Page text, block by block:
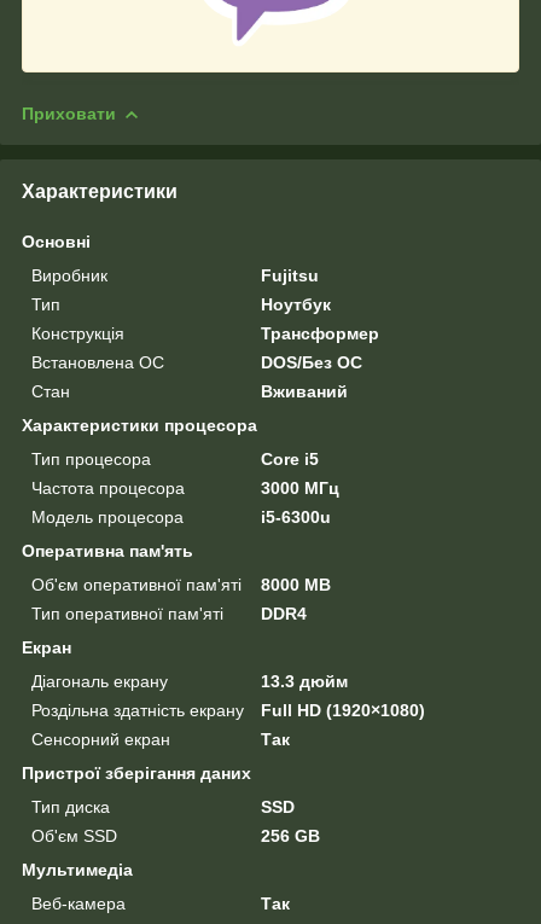
Приховати
Характеристики
Основні
Виробник
Fujitsu
Тип
Ноутбук
Конструкція
Трансформер
Встановлена ОС
DOS/Без ОС
Стан
Вживаний
Характеристики процесора
Тип процесора
Core i5
Частота процесора
3000 МГц
Модель процесора
i5-6300u
Оперативна пам'ять
Об'єм оперативної пам'яті
8000 MB
Тип оперативної пам'яті
DDR4
Екран
Діагональ екрану
13.3 дюйм
Роздільна здатність екрану
Full HD (1920×1080)
Сенсорний екран
Так
Пристрої зберігання даних
Тип диска
SSD
Об'єм SSD
256 GB
Мультимедіа
Веб-камера
Так